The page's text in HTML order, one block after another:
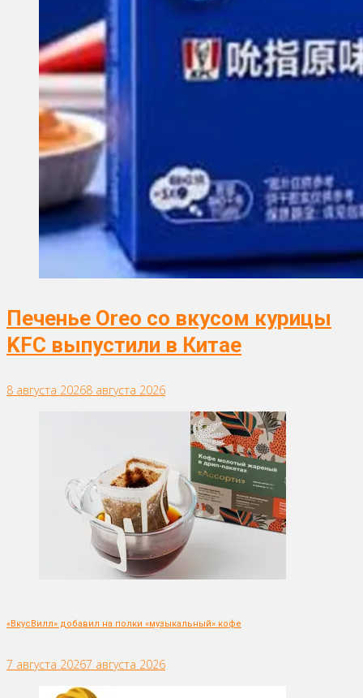
Печенье Oreo со вкусом курицы
KFC выпустили в Китае
8 августа 20268 августа 2026
«ВкусВилл» добавил на полки «музыкальный» кофе
7 августа 20267 августа 2026